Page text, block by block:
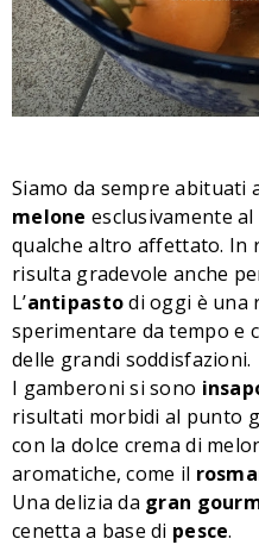
Siamo da sempre abituati
melone esclusivamente al
qualche altro affettato. In
risulta gradevole anche
L’antipastodi oggi è una
sperimentare da tempo e
delle grandi soddisfazioni.
I gamberoni si sono
risultati morbidi al punto
con la dolce crema di
aromatiche, come il
Una delizia da gran
cenetta a base di pesce.